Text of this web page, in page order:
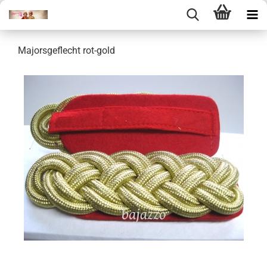
Majorsgeflecht rot-gold